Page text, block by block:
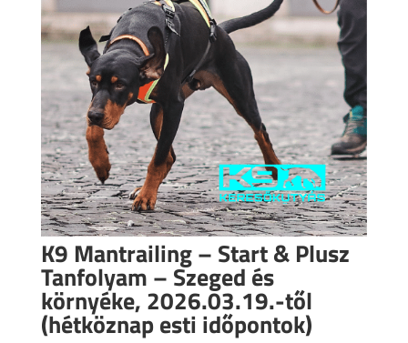
K9 Mantrailing – Start & Plusz
Tanfolyam – Szeged és
környéke, 2026.03.19.-től
(hétköznap esti időpontok)